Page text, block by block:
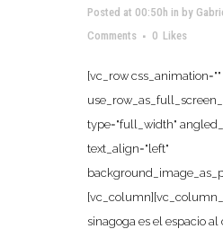
Posted at 00:50h in by
Comments
0 Likes
[vc_row
type="full_width"
text_align="left"
sinagoga es el espacio al